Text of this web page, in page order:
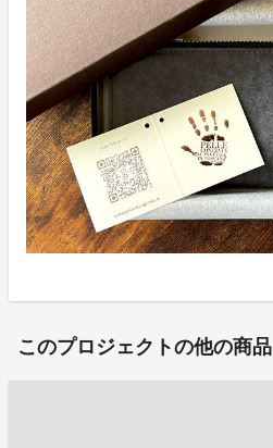
このプロジェクトの他の商品